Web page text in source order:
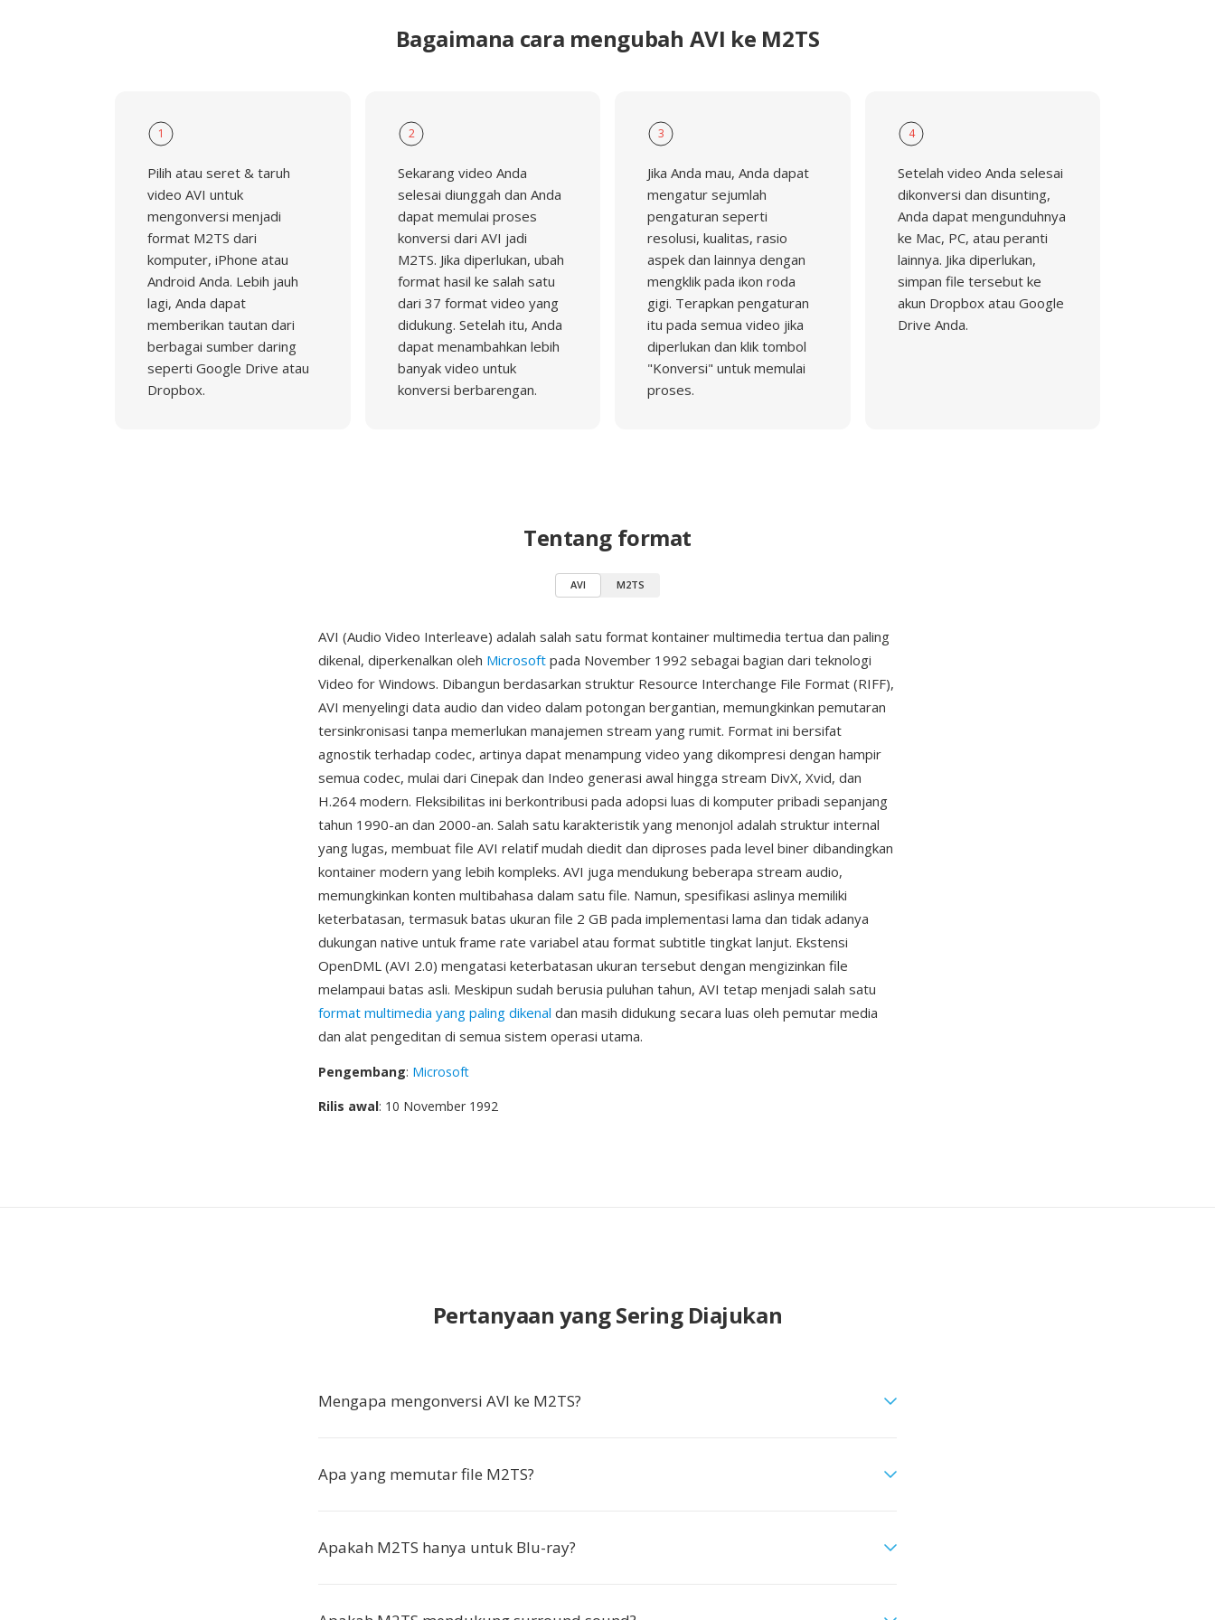
Bagaimana cara mengubah AVI ke M2TS
1
Pilih atau seret & taruh
video AVI untuk
mengonversi menjadi
format M2TS dari
komputer, iPhone atau
Android Anda. Lebih jauh
lagi, Anda dapat
memberikan tautan dari
berbagai sumber daring
seperti Google Drive atau
Dropbox.
2
Sekarang video Anda
selesai diunggah dan Anda
dapat memulai proses
konversi dari AVI jadi
M2TS. Jika diperlukan, ubah
format hasil ke salah satu
dari 37 format video yang
didukung. Setelah itu, Anda
dapat menambahkan lebih
banyak video untuk
konversi berbarengan.
3
Jika Anda mau, Anda dapat
mengatur sejumlah
pengaturan seperti
resolusi, kualitas, rasio
aspek dan lainnya dengan
mengklik pada ikon roda
gigi. Terapkan pengaturan
itu pada semua video jika
diperlukan dan klik tombol
"Konversi" untuk memulai
proses.
4
Setelah video Anda selesai
dikonversi dan disunting,
Anda dapat mengunduhnya
ke Mac, PC, atau peranti
lainnya. Jika diperlukan,
simpan file tersebut ke
akun Dropbox atau Google
Drive Anda.
Tentang format
AVI M2TS
AVI (Audio Video Interleave) adalah salah satu format kontainer multimedia tertua dan paling
dikenal, diperkenalkan oleh Microsoft pada November 1992 sebagai bagian dari teknologi
Video for Windows. Dibangun berdasarkan struktur Resource Interchange File Format (RIFF),
AVI menyelingi data audio dan video dalam potongan bergantian, memungkinkan pemutaran
tersinkronisasi tanpa memerlukan manajemen stream yang rumit. Format ini bersifat
agnostik terhadap codec, artinya dapat menampung video yang dikompresi dengan hampir
semua codec, mulai dari Cinepak dan Indeo generasi awal hingga stream DivX, Xvid, dan
H.264 modern. Fleksibilitas ini berkontribusi pada adopsi luas di komputer pribadi sepanjang
tahun 1990-an dan 2000-an. Salah satu karakteristik yang menonjol adalah struktur internal
yang lugas, membuat file AVI relatif mudah diedit dan diproses pada level biner dibandingkan
kontainer modern yang lebih kompleks. AVI juga mendukung beberapa stream audio,
memungkinkan konten multibahasa dalam satu file. Namun, spesifikasi aslinya memiliki
keterbatasan, termasuk batas ukuran file 2 GB pada implementasi lama dan tidak adanya
dukungan native untuk frame rate variabel atau format subtitle tingkat lanjut. Ekstensi
OpenDML (AVI 2.0) mengatasi keterbatasan ukuran tersebut dengan mengizinkan file
melampaui batas asli. Meskipun sudah berusia puluhan tahun, AVI tetap menjadi salah satu
format multimedia yang paling dikenal dan masih didukung secara luas oleh pemutar media
dan alat pengeditan di semua sistem operasi utama.
Pengembang: Microsoft
Rilis awal: 10 November 1992
Pertanyaan yang Sering Diajukan
Mengapa mengonversi AVI ke M2TS?
Apa yang memutar file M2TS?
Apakah M2TS hanya untuk Blu-ray?